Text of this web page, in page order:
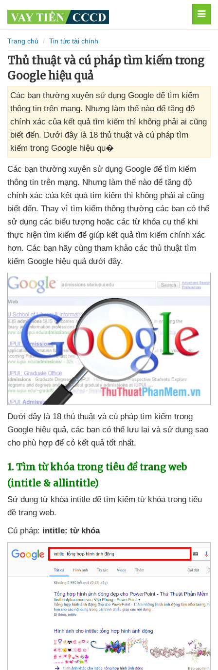
Trang chủ Tin tức tài chính
Thủ thuật và cú pháp tìm kiếm trong
Google hiệu quả
Các bạn thường xuyên sử dụng Google để tìm kiếm
thông tin trên mạng. Nhưng làm thế nào để tăng độ
chính xác của kết quả tìm kiếm thì không phải ai cũng
biết đến. Dưới đây là 18 thủ thuật và cú pháp tìm
kiếm trong Google hiệu qu�
Các bạn thường xuyên sử dụng Google để tìm kiếm
thông tin trên mạng. Nhưng làm thế nào để tăng độ
chính xác của kết quả tìm kiếm thì không phải ai cũng
biết đến. Thay vì tìm kiếm thông thường các bạn có thể
sử dụng các biểu tượng hoặc các từ khóa cụ thể khi
thực hiện tìm kiếm để giúp kết quả tìm kiếm chính xác
hơn. Các bạn hãy cùng tham khảo các thủ thuật tìm
kiếm Google hiệu quả dưới đây.
Dưới đây là 18 thủ thuật và cú pháp tìm kiếm trong
Google hiệu quả, các bạn có thể lưu lại và sử dụng sao
cho phù hợp để có kết quả tốt nhất.
1. Tìm từ khóa trong tiêu đề trang web
(intitle & allintitle)
Sử dụng từ khóa intitle để tìm kiếm từ khóa trong tiêu
đề trang web.
Cú pháp: intitle: từ khóa